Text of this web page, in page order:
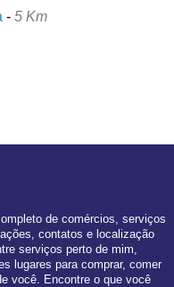
-5 Km
de comércios, serviços
contatos e localização
serviços perto de mim,
lugares para comprar, comer
você. Encontre o que você